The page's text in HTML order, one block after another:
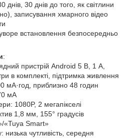
днів, 30 днів до того, як світлини
записування хмарного відео
встановлення безпосередньо
:
пристрій Android 5 В, 1 А,
в комплекті, підтримка живлення
мА·год, приблизно 48 годин
мА
1080P, 2 мегапікселі
1,8 мм, 155° градусів
«Tuya Smart»
низька чутливість, середня